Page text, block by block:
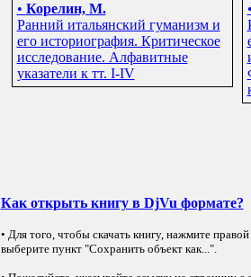
• Корелин, М.
Ранний итальянский гуманизм и
его историография. Критическое
исследование. Алфавитные
указатели к тт. I-IV
•
Как открыть книгу в DjVu формате?
• Для того, чтобы скачать книгу, нажмите
выберите пункт "Сохранить объект как...".